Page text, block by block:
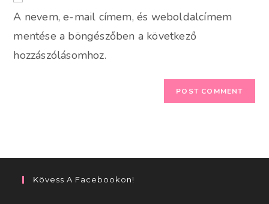
URL
(optional)
A nevem, e-mail címem, és weboldalcímem
mentése a böngészőben a következő
hozzászólásomhoz.
Kövess A Facebookon!